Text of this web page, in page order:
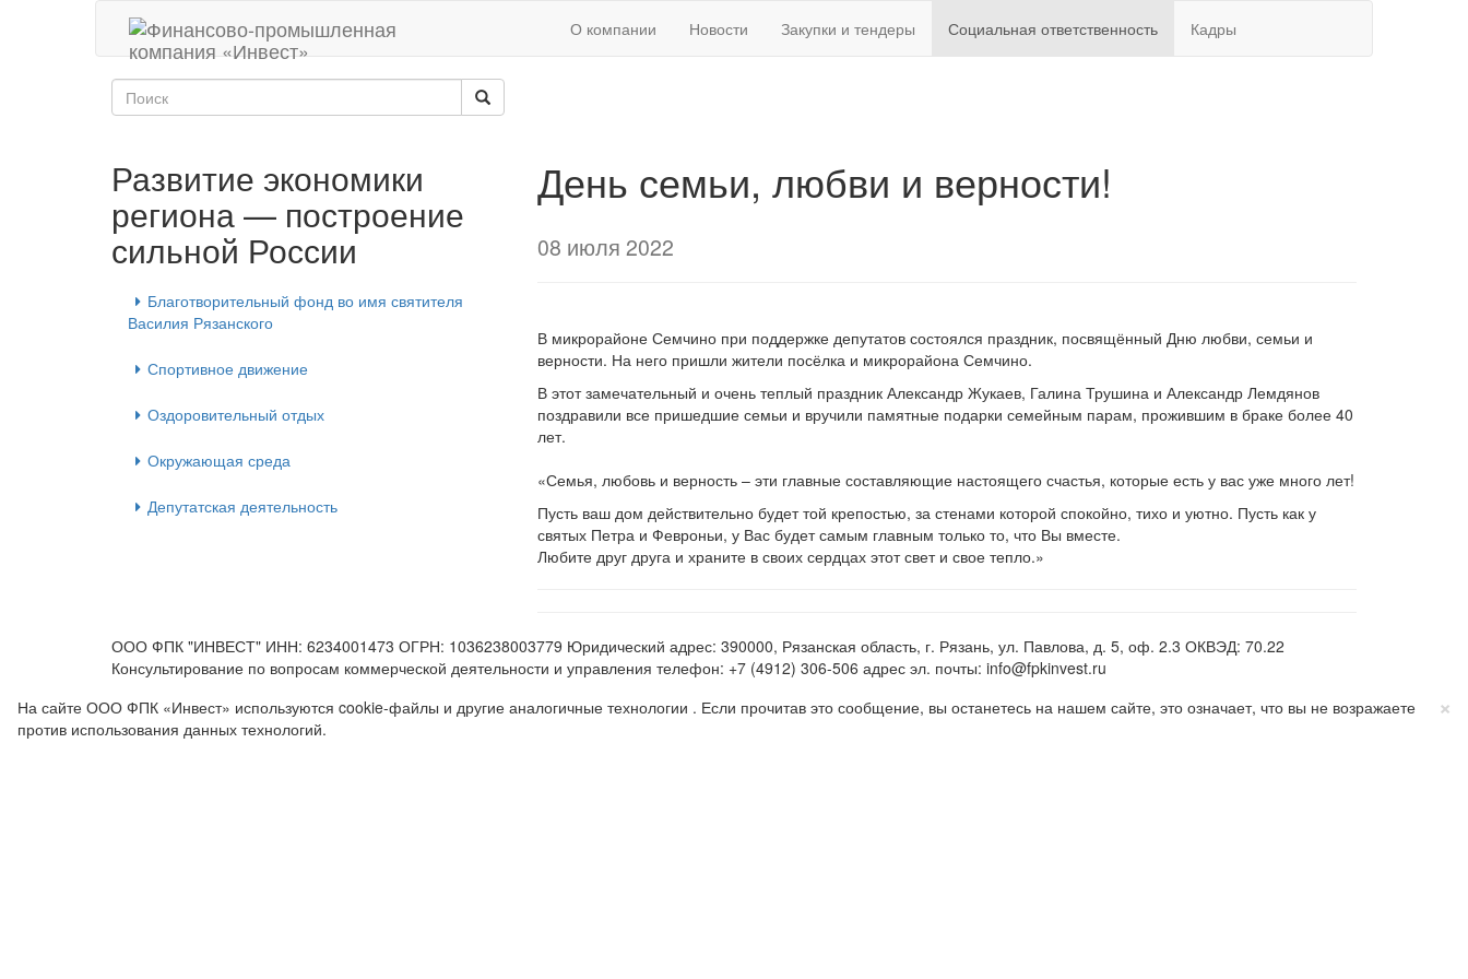
О компании Новости Закупки и тендеры Социальная ответственность Кадры
Развитие экономики
региона — построение
сильной России
Благотворительный фонд во имя святителя
Василия Рязанского
Спортивное движение
Оздоровительный отдых
Окружающая среда
Депутатская деятельность
День семьи, любви и верности!
08 июля 2022
В микрорайоне Семчино при поддержке депутатов состоялся праздник, посвящённый Дню любви, семьи и
верности. На него пришли жители посёлка и микрорайона Семчино.
В этот замечательный и очень теплый праздник Александр Жукаев, Галина Трушина и Александр Лемдянов
поздравили все пришедшие семьи и вручили памятные подарки семейным парам, прожившим в браке более 40
лет.
«Семья, любовь и верность – эти главные составляющие настоящего счастья, которые есть у вас уже много лет!
Пусть ваш дом действительно будет той крепостью, за стенами которой спокойно, тихо и уютно. Пусть как у
святых Петра и Февроньи, у Вас будет самым главным только то, что Вы вместе.
Любите друг друга и храните в своих сердцах этот свет и свое тепло.»
ООО ФПК "ИНВЕСТ" ИНН: 6234001473 ОГРН: 1036238003779 Юридический адрес: 390000, Рязанская область, г. Рязань, ул. Павлова, д. 5, оф. 2.3 ОКВЭД: 70.22
Консультирование по вопросам коммерческой деятельности и управления телефон: +7 (4912) 306-506 адрес эл. почты: info@fpkinvest.ru
×
На сайте ООО ФПК «Инвест» используются cookie-файлы и другие аналогичные технологии . Если прочитав это сообщение, вы останетесь на нашем сайте, это означает, что вы не возражаете
против использования данных технологий.